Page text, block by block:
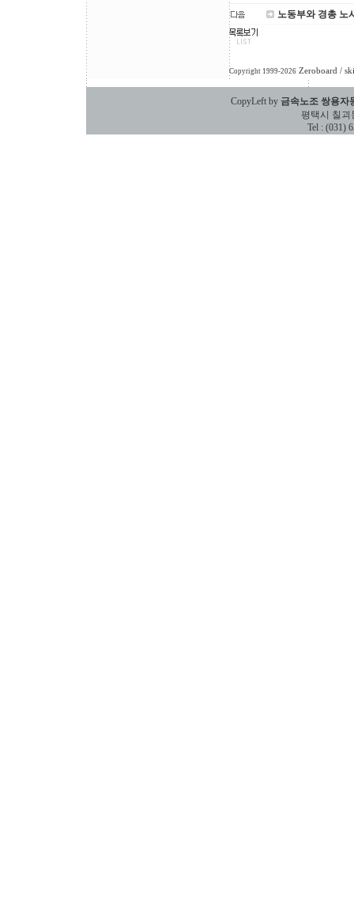
노동부와 경총 노
Copyright 1999-2026 Zeroboard /
CopyLeft by 금속노조 쌍용자
평택시 칠괴동
Tel : (031)